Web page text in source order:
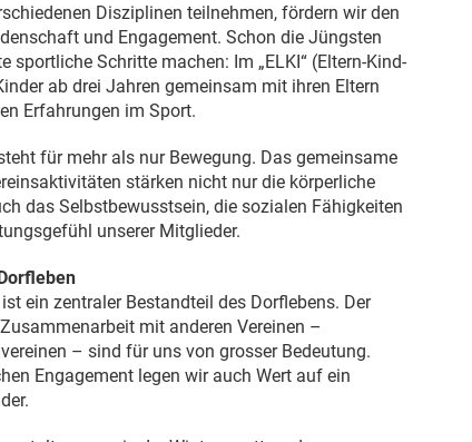
Disziplinen teilnehmen, fördern wir den
und Engagement. Schon die Jüngsten
sportliche Schritte machen: Im „ELKI“ (Eltern-Kind-
ab drei Jahren gemeinsam mit ihren Eltern
Erfahrungen im Sport.
für mehr als nur Bewegung. Das gemeinsame
stärken nicht nur die körperliche
das Selbstbewusstsein, die sozialen Fähigkeiten
unserer Mitglieder.
ein zentraler Bestandteil des Dorflebens. Der
mit anderen Vereinen –
– sind für uns von grosser Bedeutung.
Engagement legen wir auch Wert auf ein